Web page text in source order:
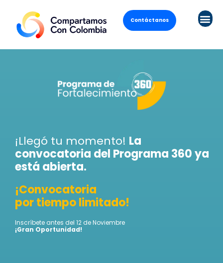
Contáctanos
¡Llegó tu momento! La
convocatoria del Programa 360 ya
está abierta.
¡Convocatoria
por tiempo limitado!
Inscríbete antes del 12 de Noviembre
¡Gran Oportunidad!